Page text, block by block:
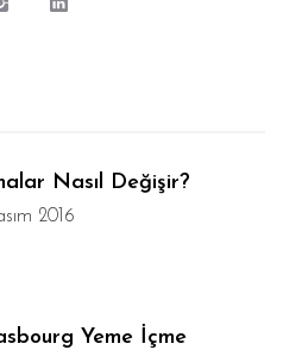
Nasıl Değişir?
2016
Yeme İçme